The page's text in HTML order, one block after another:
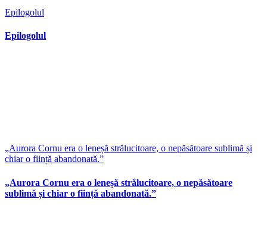
Epilogolul
Epilogolul
„Aurora Cornu era o leneșă strălucitoare, o nepăsătoare sublimă și
chiar o ființă abandonată.”
„Aurora Cornu era o leneșă strălucitoare, o nepăsătoare
sublimă și chiar o ființă abandonată.”